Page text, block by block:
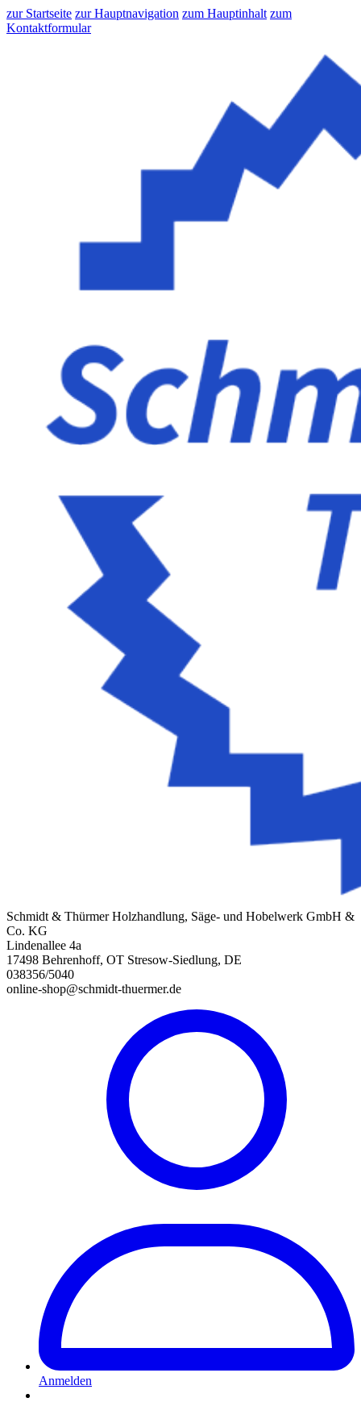
zur Startseite zur Hauptnavigation zum Hauptinhalt zum
Kontaktformular
Schmidt & Thürmer Holzhandlung, Säge- und Hobelwerk GmbH &
Co. KG
Lindenallee 4a
17498 Behrenhoff, OT Stresow-Siedlung, DE
038356/5040
online-shop@schmidt-thuermer.de
Anmelden